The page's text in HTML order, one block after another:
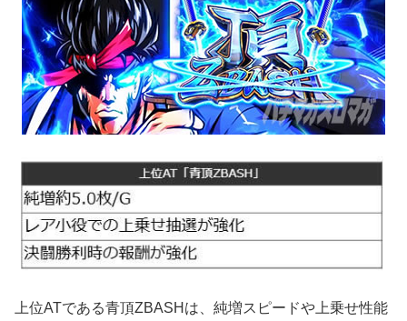
上位ATである青頂ZBASHは、純増スピードや上乗せ性能